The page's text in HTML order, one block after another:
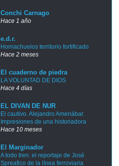
Conchi Carnago
Hace 1 año
e.d.r.
Hornachuelos territorio fortificado
Hace 2 meses
El cuaderno de piedra
LA VOLUNTAD DE DIOS
Hace 4 días
EL DIVAN DE NUR
El cautivo. Alejandro Amenábar.
Impresiones de una historiadora
Hace 10 meses
El Marginador
A todo tren: el reportaje de José
Spreafico de la línea ferroviaria